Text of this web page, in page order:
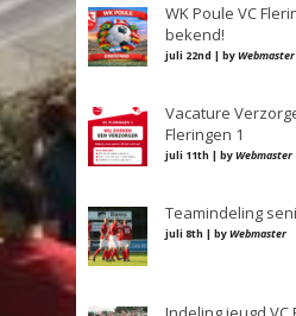
WK Poule VC
bekend!
juli 22nd | byWebmaster
Vacature
Fleringen 1
juli 11th | byWebmaster
Teamindeling
juli 8th | byWebmaster